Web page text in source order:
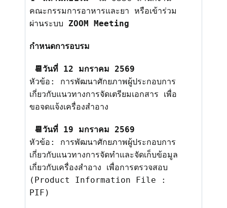
คณะกรรมการอาหารและยา หรือเข้าร่วม
ผ่านระบบ
ZOOM Meeting
กำหนดการอบรม
📆วันที่ 12 มกราคม 2569
หัวข้อ: การพัฒนาศักยภาพผู้ประกอบการ
เกี่ยวกับแนวทางการจัดเตรียมเอกสาร เพื่อ
ขอจดแจ้งเครื่องสำอาง
📆วันที่ 19 มกราคม 2569
หัวข้อ: การพัฒนาศักยภาพผู้ประกอบการ
เกี่ยวกับแนวทางการจัดทำและจัดเก็บข้อมูล
เกี่ยวกับเครื่องสำอาง เพื่อการตรวจสอบ
( Product Information File :
PIF)